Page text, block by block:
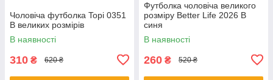
Чоловіча футболка Topi 0351
B великих розмірів
В наявності
310 ₴ 620 ₴
Футболка чоловіча великого
розміру Better Life 2026 В
синя
В наявності
260 ₴ 520 ₴